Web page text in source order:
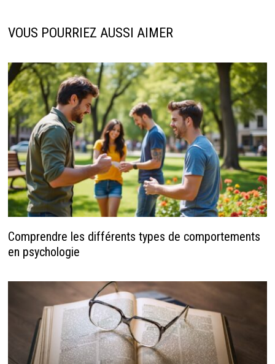
VOUS POURRIEZ AUSSI AIMER
Comprendre les différents types de comportements
en psychologie